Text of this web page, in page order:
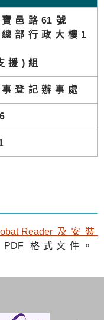
邑路61號
部行政大樓1
援)組
登記辦事處
Reader及安裝
PDF 格式文件。